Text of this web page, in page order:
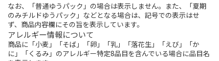
なお、「普通ゆうパック」の場合は表示しません。また、「夏期
のみチルドゆうパック」などとなる場合は、記号での表示はせ
ず、商品内容欄にその旨を表示しています。
アレルギー情報について
商品に「小麦」「そば」「卵」「乳」「落花生」「えび」「か
に」「くるみ」のアレルギー特定8品目を含んでいる場合に品目名